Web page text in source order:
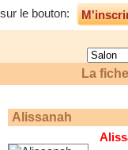
sur le bouton:
La
Alissanah